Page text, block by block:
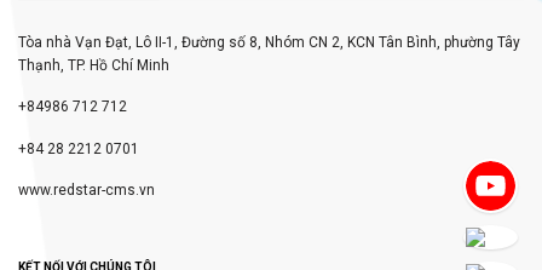
Tòa nhà Vạn Đạt, Lô II-1, Đường số 8, Nhóm CN 2, KCN Tân Bình, phường Tây
Thạnh, TP. Hồ Chí Minh
+84986 712 712
+84 28 2212 0701
www.redstar-cms.vn
KẾT NỐI VỚI CHÚNG TÔI